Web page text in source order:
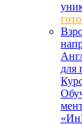
для